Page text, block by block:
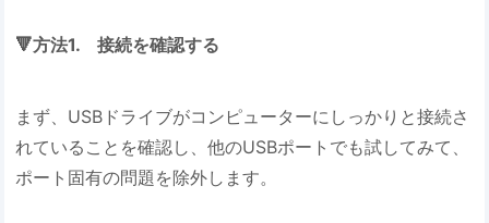
🔻方法1. 接続を確認する
まず、USBドライブがコンピューターにしっかりと接続さ
れていることを確認し、他のUSBポートでも試してみて、
ポート固有の問題を除外します。